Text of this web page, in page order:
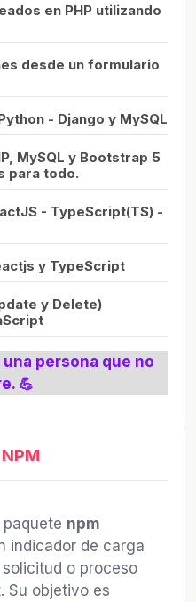
en PHP utilizando
desde un formulario
- Django y MySQL
MySQL y Bootstrap 5
para todo.
- TypeScript(TS) -
y TypeScript
y Delete)
persona que no
💪
NPM
paquete npm
indicador de carga
o proceso
Su objetivo es